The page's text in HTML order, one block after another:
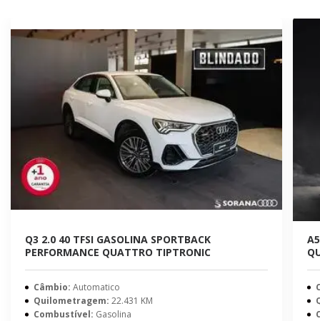
Q3 2.0 40 TFSI GASOLINA SPORTBACK
PERFORMANCE QUATTRO TIPTRONIC
Câmbio: Automatico
Quilometragem: 22.431 KM
Combustível: Gasolina